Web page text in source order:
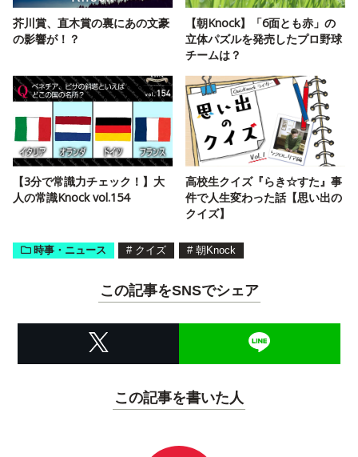
芥川賞、直木賞の裏にあの文豪
の影響が！？
【朝Knock】「6面とも赤」の
立体パズルを発売したプロ野球
チームは？
【3分で常識力チェック！】大
人の常識Knock vol.154
高校生クイズ『らき☆すた』事
件で人生変わった話【思い出の
クイズ】
時事・ニュース # クイズ # 朝Knock
この記事をSNSでシェア
この記事を書いた人